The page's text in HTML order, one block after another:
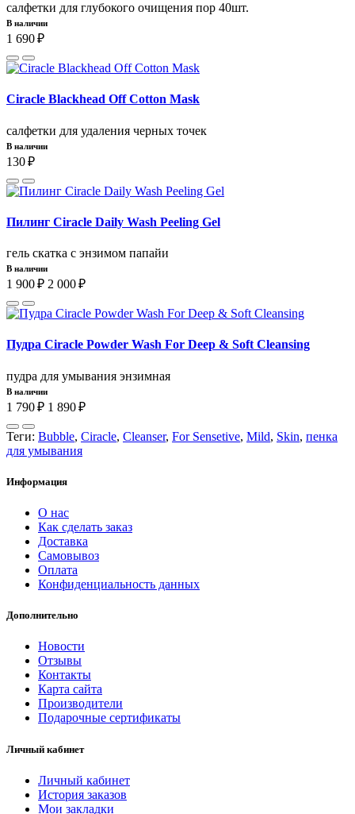
салфетки для глубокого очищения пор 40шт.
В наличии
1 690 ₽
Ciracle Blackhead Off Cotton Mask
cалфетки для удаления черных точек
В наличии
130 ₽
Пилинг Ciracle Daily Wash Peeling Gel
гель скатка с энзимом папайи
В наличии
1 900 ₽ 2 000 ₽
Пудра Ciracle Powder Wash For Deep & Soft Cleansing
пудра для умывания энзимная
В наличии
1 790 ₽ 1 890 ₽
Теги: Bubble, Ciracle, Cleanser, For Sensetive, Mild, Skin, пенка
для умывания
Информация
О нас
Как сделать заказ
Доставка
Самовывоз
Оплата
Конфиденциальность данных
Дополнительно
Новости
Отзывы
Контакты
Карта сайта
Производители
Подарочные сертификаты
Личный кабинет
Личный кабинет
История заказов
Мои закладки